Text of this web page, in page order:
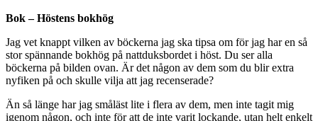
Bok – Höstens bokhög
Jag vet knappt vilken av böckerna jag ska tipsa om för jag har en så
stor spännande bokhög på nattduksbordet i höst. Du ser alla
böckerna på bilden ovan. Är det någon av dem som du blir extra
nyfiken på och skulle vilja att jag recenserade?
Än så länge har jag småläst lite i flera av dem, men inte tagit mig
igenom någon, och inte för att de inte varit lockande, utan helt enkelt